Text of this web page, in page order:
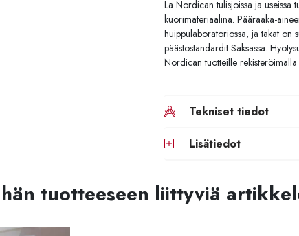
La Nordican tulisjoissa ja useissa
kuorimateriaalina. Pääraaka-
huippulaboratoriossa, ja takat on
päästöstandardit Saksassa.
Nordican tuotteille
Tekniset tiedot
Lisätiedot
tuotteeseen liittyviä